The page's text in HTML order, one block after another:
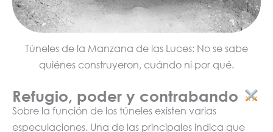
Túneles de la Manzana de las Luces: No se sabe
quiénes construyeron, cuándo ni por qué.
Refugio, poder y contrabando
Sobre la función de los túneles existen varias
especulaciones. Una de las principales indica que